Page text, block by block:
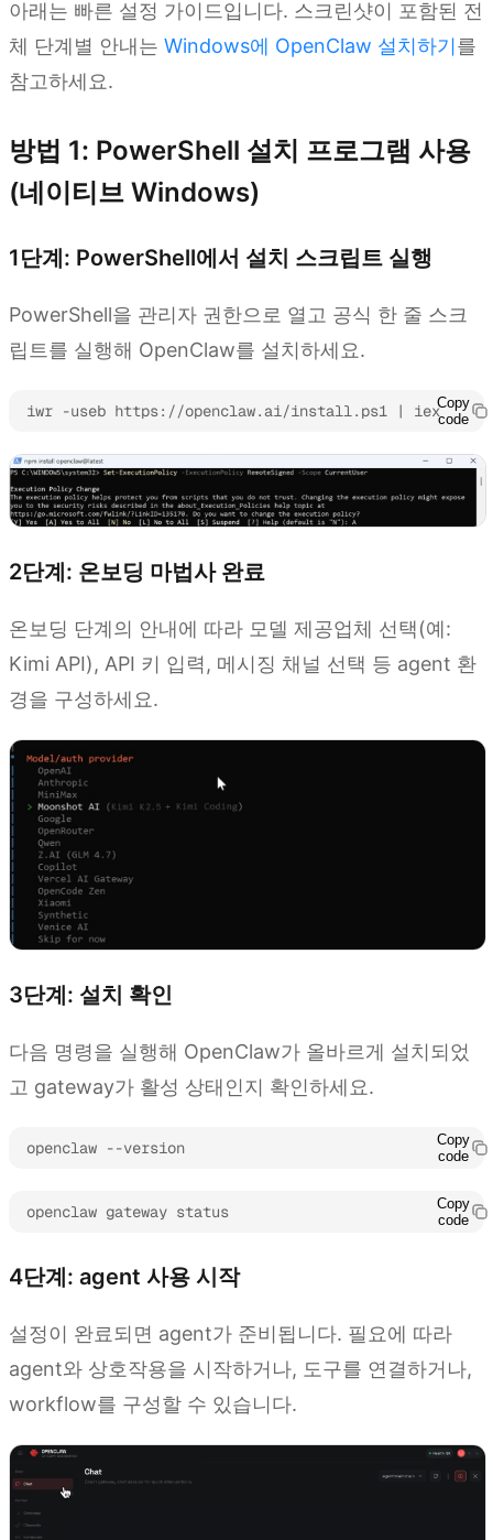
아래는 빠른 설정 가이드입니다. 스크린샷이 포함된 전
체 단계별 안내는 Windows에 OpenClaw 설치하기를
참고하세요.
방법 1: PowerShell 설치 프로그램 사용
(네이티브 Windows)
1단계: PowerShell에서 설치 스크립트 실행
PowerShell을 관리자 권한으로 열고 공식 한 줄 스크
립트를 실행해 OpenClaw를 설치하세요.
iwr -useb https://openclaw.ai/install.ps1 | iexCopy
code
2단계: 온보딩 마법사 완료
온보딩 단계의 안내에 따라 모델 제공업체 선택(예:
Kimi API), API 키 입력, 메시징 채널 선택 등 agent 환
경을 구성하세요.
3단계: 설치 확인
다음 명령을 실행해 OpenClaw가 올바르게 설치되었
고 gateway가 활성 상태인지 확인하세요.
openclaw --version
Copy
code
openclaw gateway status
Copy
code
4단계: agent 사용 시작
설정이 완료되면 agent가 준비됩니다. 필요에 따라
agent와 상호작용을 시작하거나, 도구를 연결하거나,
workflow를 구성할 수 있습니다.